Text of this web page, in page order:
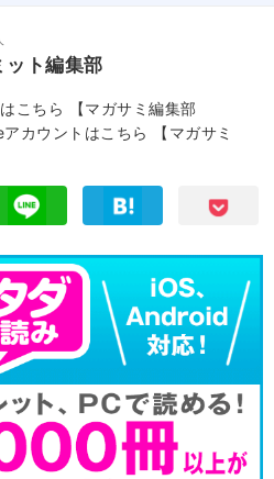
ット編集部
こちら
【マガサミ編集部
カウントはこちら
【マガサミ